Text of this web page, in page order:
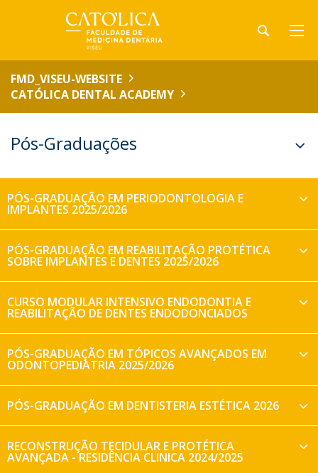
FMD_VISEU-WEBSITE
CATÓLICA DENTAL ACADEMY
Pós-Graduações
PÓS-GRADUAÇÃO EM PERIODONTOLOGIA E
IMPLANTES 2025/2026
PÓS-GRADUAÇÃO EM REABILITAÇÃO PROTÉTICA
SOBRE IMPLANTES E DENTES 2025/2026
CURSO MODULAR INTENSIVO ENDODONTIA E
REABILITAÇÃO DE DENTES ENDODONCIADOS
PÓS-GRADUAÇÃO EM TÓPICOS AVANÇADOS EM
ODONTOPEDIATRIA 2025/2026
PÓS-GRADUAÇÃO EM DENTISTERIA ESTÉTICA 2026
RECONSTRUÇÃO TECIDULAR E PROTÉTICA
AVANÇADA - RESIDÊNCIA CLINICA 2024/2025